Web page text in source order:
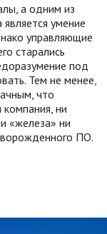
а одним из
умение
управляющие
старались
под
Тем не менее,
что
компания, ни
«железа» ни
ПО.